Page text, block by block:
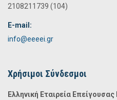
2108211739 (104)
E-mail:
info@eeeei.gr
Χρήσιμοι Σύνδεσμοι
Ελληνική Εταιρεία Επείγουσας